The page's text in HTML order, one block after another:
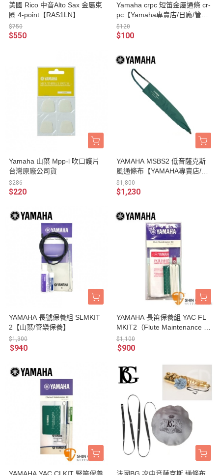
美國 Rico 中音Alto Sax 金屬束
圈 4-point【RAS1LN】
$750
$550
Yamaha crpc 短笛金屬通條 cr-
pc【Yamaha專賣店/日廠/管樂
器保養品】
$120
$100
Yamaha 山葉 Mpp-l 吹口護片
台灣原廠公司貨
$286
$220
YAMAHA MSBS2 低音薩克斯
風通條布【YAMAHA專賣店/日
廠/管樂器保養品】
$1,800
$1,230
YAMAHA 長號保養組 SLMKIT
2【山葉/管樂保養】
$1,300
$940
YAMAHA 長笛保養組 YAC FL
MKIT2（Flute Maintenance Ki
t） 【山葉品牌/日製/管樂器保
養品】
$1,100
$900
YAMAHA YAC CLKIT 豎笛保養 法國BG 次中音薩克斯 通條布